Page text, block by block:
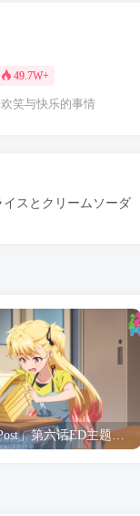
49.7W+
笑与快乐的事情
スとクリームソーダ
「Shine Post」第六话ED主题曲「Yellow Rose」无字幕MV公开